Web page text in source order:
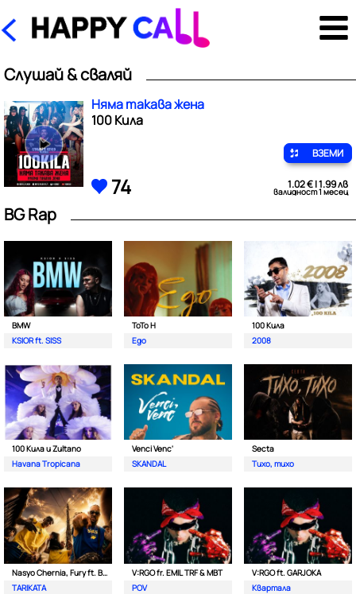
Слушай & сваляй
Няма такава жена
100 Кила
ВЗЕМИ
74 1.02 € | 1.99 лв
валидност 1 месец
BG Rap
BMW
KSIOR ft. SISS
ToTo H
Ego
100 Кила
2008
100 Кила и Zultano
Havana Tropicana
Venci Venc'
SKANDAL
Secta
Тихо, тихо
Nasyo Chernia, Fury ft. Bobo Armani
TARIKATA
V:RGO fr. EMIL TRF & MBT
POV
V:RGO ft. GARJOKA
Квартала